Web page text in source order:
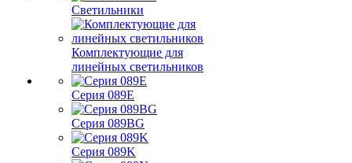
Светильники
Комплектующие для
линейных светильников
Серия 089E
Серия 089BG
Серия 089K